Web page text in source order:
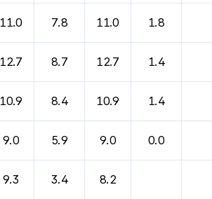
11.0 7.8 11.0 1.8
12.7 8.7 12.7 1.4
10.9 8.4 10.9 1.4
9.0 5.9 9.0 0.0
9.3 3.4 8.2